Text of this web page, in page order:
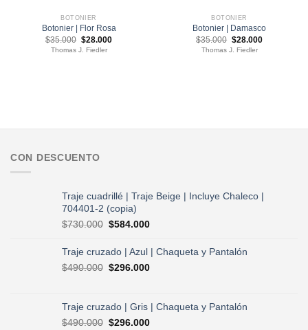
BOTONIER
Botonier | Flor Rosa
$35.000 El
precio
original
$28.000El
Thomas J. Fiedler
BOTONIER
Botonier | Damasco
$35.000 El
precio
original
$28.000El
Thomas J. Fiedler
CON DESCUENTO
Traje cuadrillé | Traje Beige | Incluye Chaleco |
704401-2 (copia)
$730.000 El
original
era:
$730.000.
$584.000El
actual
es:
Traje cruzado | Azul | Chaqueta y Pantalón
$490.000 El
era:
$490.000.
$296.000El
es:
Traje cruzado | Gris | Chaqueta y Pantalón
$490.000 El
$296.000El